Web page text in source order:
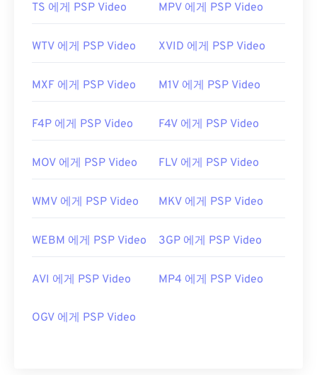
TS 에게 PSP Video MPV 에게 PSP Video
WTV 에게 PSP Video XVID 에게 PSP Video
MXF 에게 PSP Video M1V 에게 PSP Video
F4P 에게 PSP Video F4V 에게 PSP Video
MOV 에게 PSP Video FLV 에게 PSP Video
WMV 에게 PSP Video MKV 에게 PSP Video
WEBM 에게 PSP Video 3GP 에게 PSP Video
AVI 에게 PSP Video MP4 에게 PSP Video
OGV 에게 PSP Video